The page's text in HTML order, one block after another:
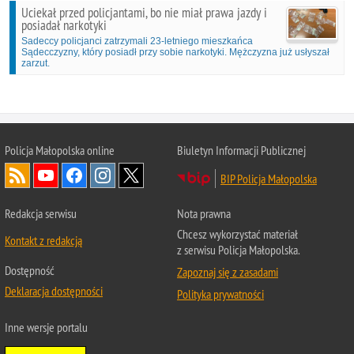
Uciekał przed policjantami, bo nie miał prawa jazdy i
posiadał narkotyki
Sadeccy policjanci zatrzymali 23-letniego mieszkańca
Sądecczyzny, który posiadł przy sobie narkotyki. Mężczyzna już usłyszał
zarzut.
Policja Małopolska online
Biuletyn Informacji Publicznej
BIP Policja Małopolska
Redakcja serwisu
Kontakt z redakcją
Dostępność
Deklaracja dostępności
Nota prawna
Chcesz wykorzystać materiał
z serwisu Policja Małopolska.
Zapoznaj się z zasadami
Polityka prywatności
Inne wersje portalu